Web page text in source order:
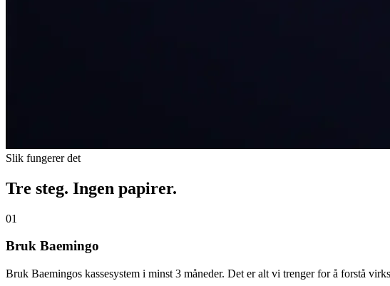
Slik fungerer det
Tre steg. Ingen papirer.
01
Bruk Baemingo
Bruk Baemingos kassesystem i minst 3 måneder. Det er alt vi trenger for å forstå